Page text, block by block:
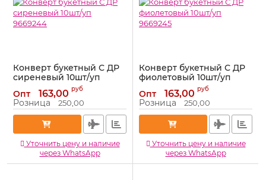
Конверт букетный С ДР
сиреневый 10шт/уп
Артикул: 9669244
Опт 163,00 руб
Розница 250,00
Уточнить цену и наличие
через WhatsApp
Конверт букетный С ДР
фиолетовый 10шт/уп
Артикул: 9669245
Опт 163,00 руб
Розница 250,00
Уточнить цену и наличие
через WhatsApp